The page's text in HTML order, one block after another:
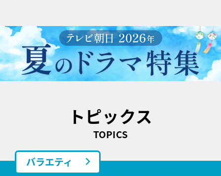
トピックス
TOPICS
バラエティ